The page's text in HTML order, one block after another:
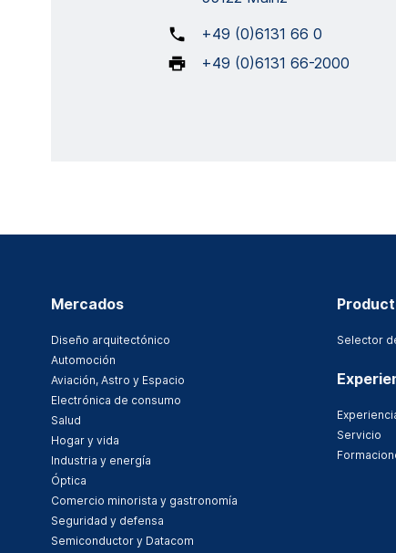
+49 (0)6131 66 0
+49 (0)6131 66-2000
Mercados
Diseño arquitectónico
Automoción
Aviación, Astro y Espacio
Electrónica de consumo
Salud
Hogar y vida
Industria y energía
Óptica
Comercio minorista y gastronomía
Seguridad y defensa
Semiconductor y Datacom
Selector
Servicio